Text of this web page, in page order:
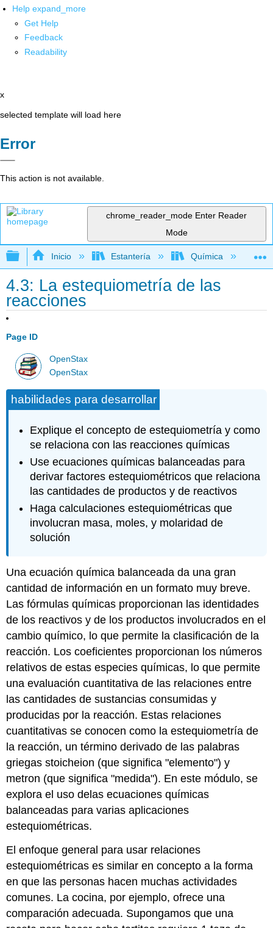
Help expand_more
Get Help
Feedback
Readability
x
selected template will load here
Error
This action is not available.
chrome_reader_mode Enter Reader
Mode
Expandir/contraer jerarquía global
Inicio Estantería Química
4.3: La estequiometría de las
reacciones
Page ID
OpenStax
OpenStax
habilidades para desarrollar
Explique el concepto de estequiometría y como
se relaciona con las reacciones químicas
Use ecuaciones químicas balanceadas para
derivar factores estequiométricos que relaciona
las cantidades de productos y de reactivos
Haga calculaciones estequiométricas que
involucran masa, moles, y molaridad de
solución
Una ecuación química balanceada da una gran
cantidad de información en un formato muy breve.
Las fórmulas químicas proporcionan las identidades
de los reactivos y de los productos involucrados en el
cambio químico, lo que permite la clasificación de la
reacción. Los coeficientes proporcionan los números
relativos de estas especies químicas, lo que permite
una evaluación cuantitativa de las relaciones entre
las cantidades de sustancias consumidas y
producidas por la reacción. Estas relaciones
cuantitativas se conocen como la estequiometría de
la reacción, un término derivado de las palabras
griegas stoicheion (que significa "elemento") y
metron (que significa "medida"). En este módulo, se
explora el uso delas ecuaciones químicas
balanceadas para varias aplicaciones
estequiométricas.
El enfoque general para usar relaciones
estequiométricas es similar en concepto a la forma
en que las personas hacen muchas actividades
comunes. La cocina, por ejemplo, ofrece una
comparación adecuada. Supongamos que una